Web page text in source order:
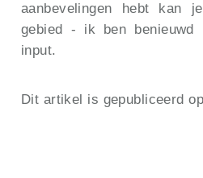
aanbevelingen hebt kan
gebied - ik ben benieuwd
input.
Dit artikel is gepubliceerd